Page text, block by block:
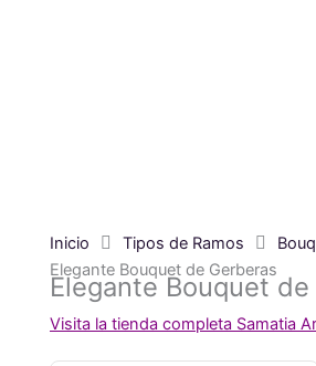
Inicio Tipos de Ramos
Elegante Bouquet de Gerberas
Elegante Bouquet
Visita la tienda completa Samatia